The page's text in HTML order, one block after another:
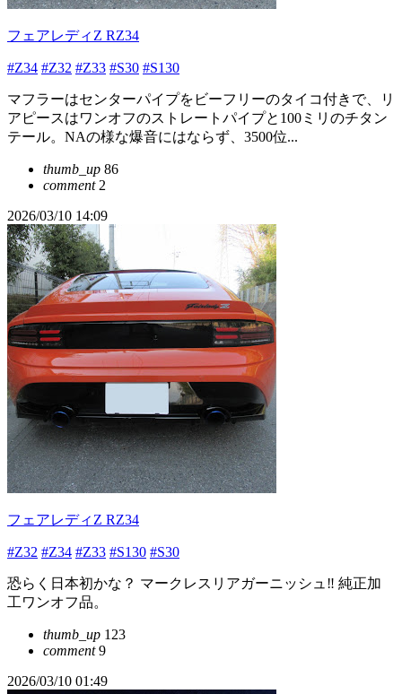
フェアレディZ RZ34
#Z34 #Z32 #Z33 #S30 #S130
マフラーはセンターパイプをビーフリーのタイコ付きで、リ
アピースはワンオフのストレートパイプと100ミリのチタン
テール。NAの様な爆音にはならず、3500位...
thumb_up 86
comment2
2026/03/10 14:09
フェアレディZ RZ34
#Z32 #Z34 #Z33 #S130 #S30
恐らく日本初かな？ マークレスリアガーニッシュ‼️ 純正加
工ワンオフ品。
thumb_up 123
comment9
2026/03/10 01:49